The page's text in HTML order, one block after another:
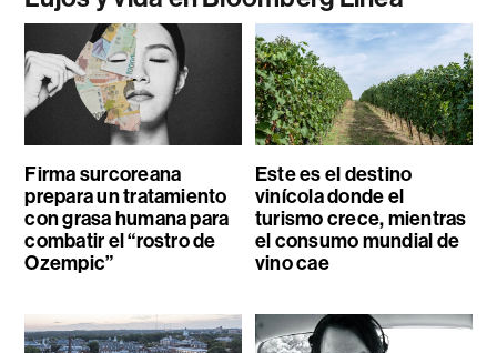
Firma surcoreana
prepara un tratamiento
con grasa humana para
combatir el “rostro de
Ozempic”
Este es el destino
vinícola donde el
turismo crece, mientras
el consumo mundial de
vino cae